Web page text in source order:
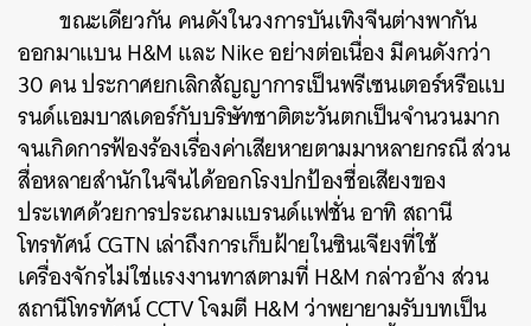
ขณะเดียวกัน คนดังในวงการบันเทิงจีนต่างพากัน
ออกมาแบน H&M และ Nike อย่างต่อเนื่อง มีคนดังกว่า
30 คน ประกาศยกเลิกสัญญาการเป็นพรีเซนเตอร์หรือแบ
รนด์แอมบาสเดอร์กับบริษัทชาติตะวันตกเป็นจำนวนมาก
จนเกิดการฟ้องร้องเรื่องค่าเสียหายตามมาหลายกรณี ส่วน
สื่อหลายสำนักในจีนได้ออกโรงปกป้องชื่อเสียงของ
ประเทศด้วยการประณามแบรนด์แฟชั่น อาทิ สถานี
โทรทัศน์ CGTN เล่าถึงการเก็บฝ้ายในซินเจียงที่ใช้
เครื่องจักรไม่ใช่แรงงานทาสตามที่ H&M กล่าวอ้าง ส่วน
สถานีโทรทัศน์ CCTV โจมตี H&M ว่าพยายามรับบทเป็น